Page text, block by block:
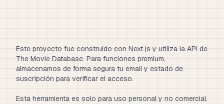
Este proyecto fue construido con Next.js y utiliza la API de
The Movie Database. Para funciones premium,
almacenamos de forma segura tu email y estado de
suscripción para verificar el acceso.
Esta herramienta es solo para uso personal y no comercial.